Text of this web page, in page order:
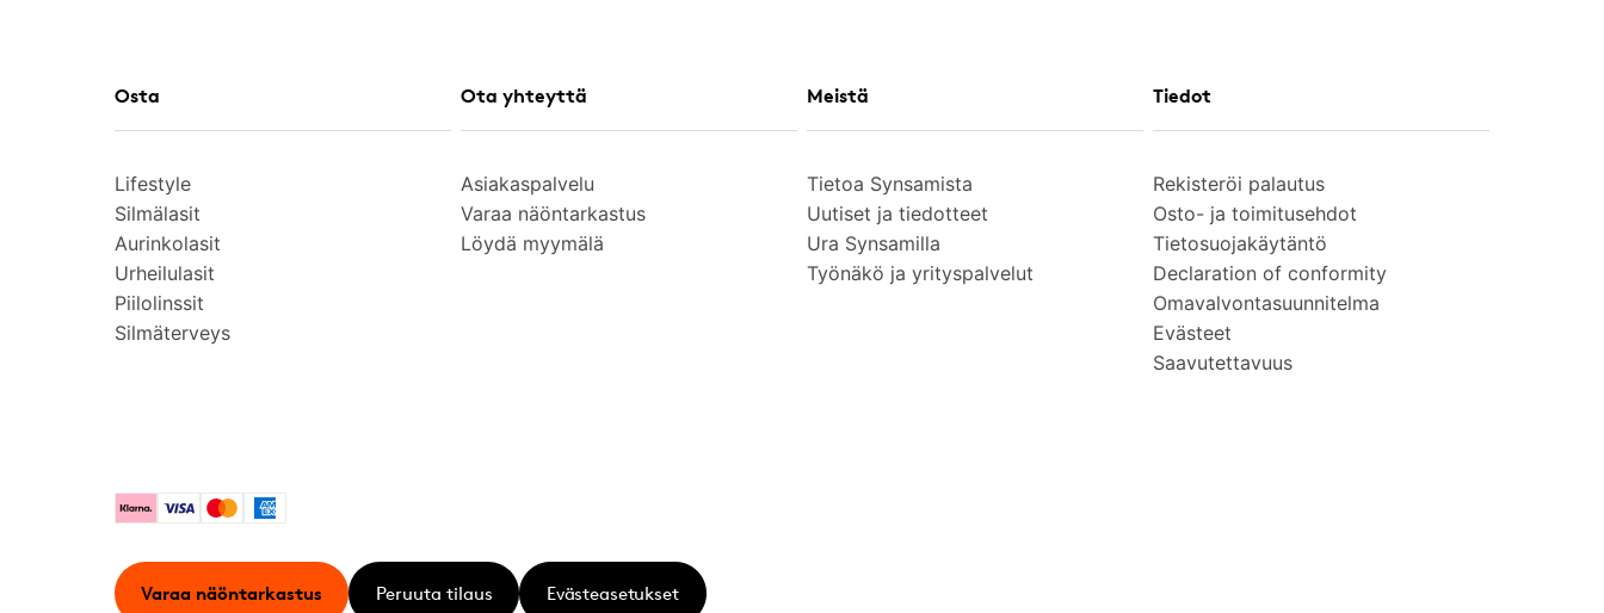
Osta
Lifestyle
Silmälasit
Aurinkolasit
Urheilulasit
Piilolinssit
Silmäterveys
Ota yhteyttä
Asiakaspalvelu
Varaa näöntarkastus
Löydä myymälä
Meistä
Tietoa Synsamista
Uutiset ja tiedotteet
Ura Synsamilla
Työnäkö ja yrityspalvelut
Tiedot
Rekisteröi palautus
Osto- ja toimitusehdot
Tietosuojakäytäntö
Declaration of conformity
Omavalvontasuunnitelma
Evästeet
Saavutettavuus
KlarnaVisa MastercardAmerican Express
Varaa näöntarkastus Peruuta tilaus Evästeasetukset